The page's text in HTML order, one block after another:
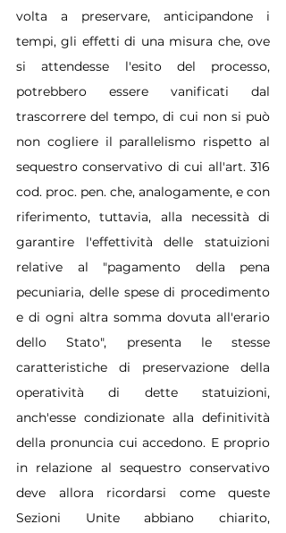
volta a preservare, anticipandone i
tempi, gli effetti di una misura che, ove
si attendesse l'esito del processo,
potrebbero essere vanificati dal
trascorrere del tempo, di cui non si può
non cogliere il parallelismo rispetto al
sequestro conservativo di cui all'art. 316
cod. proc. pen. che, analogamente, e con
riferimento, tuttavia, alla necessità di
garantire l'effettività delle statuizioni
relative al "pagamento della pena
pecuniaria, delle spese di procedimento
e di ogni altra somma dovuta all'erario
dello Stato", presenta le stesse
caratteristiche di preservazione della
operatività di dette statuizioni,
anch'esse condizionate alla definitività
della pronuncia cui accedono. E proprio
in relazione al sequestro conservativo
deve allora ricordarsi come queste
Sezioni Unite abbiano chiarito,